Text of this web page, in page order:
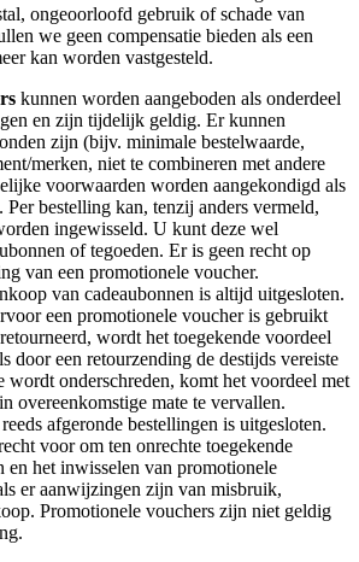
ongeoorloofd gebruik of schade van
we geen compensatie bieden als een
kan worden vastgesteld.
kunnen worden aangeboden als onderdeel
en zijn tijdelijk geldig. Er kunnen
zijn (bijv. minimale bestelwaarde,
merken, niet te combineren met andere
voorwaarden worden aangekondigd als
Per bestelling kan, tenzij anders vermeld,
ingewisseld. U kunt deze wel
of tegoeden. Er is geen recht op
van een promotionele voucher.
van cadeaubonnen is altijd uitgesloten.
een promotionele voucher is gebruikt
wordt het toegekende voordeel
door een retourzending de destijds vereiste
wordt onderschreden, komt het voordeel met
overeenkomstige mate te vervallen.
afgeronde bestellingen is uitgesloten.
voor om ten onrechte toegekende
en het inwisselen van promotionele
er aanwijzingen zijn van misbruik,
Promotionele vouchers zijn niet geldig